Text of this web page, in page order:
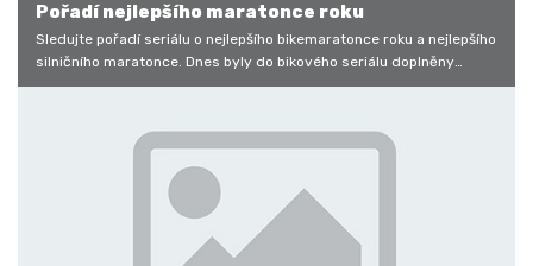
Pořadí nejlepšího maratonce roku
Sledujte pořadí seriálu o nejlepšího bikemaratonce roku a nejlepšího
silničního maratonce. Dnes byly do bikového seriálu doplněny
výsledky…